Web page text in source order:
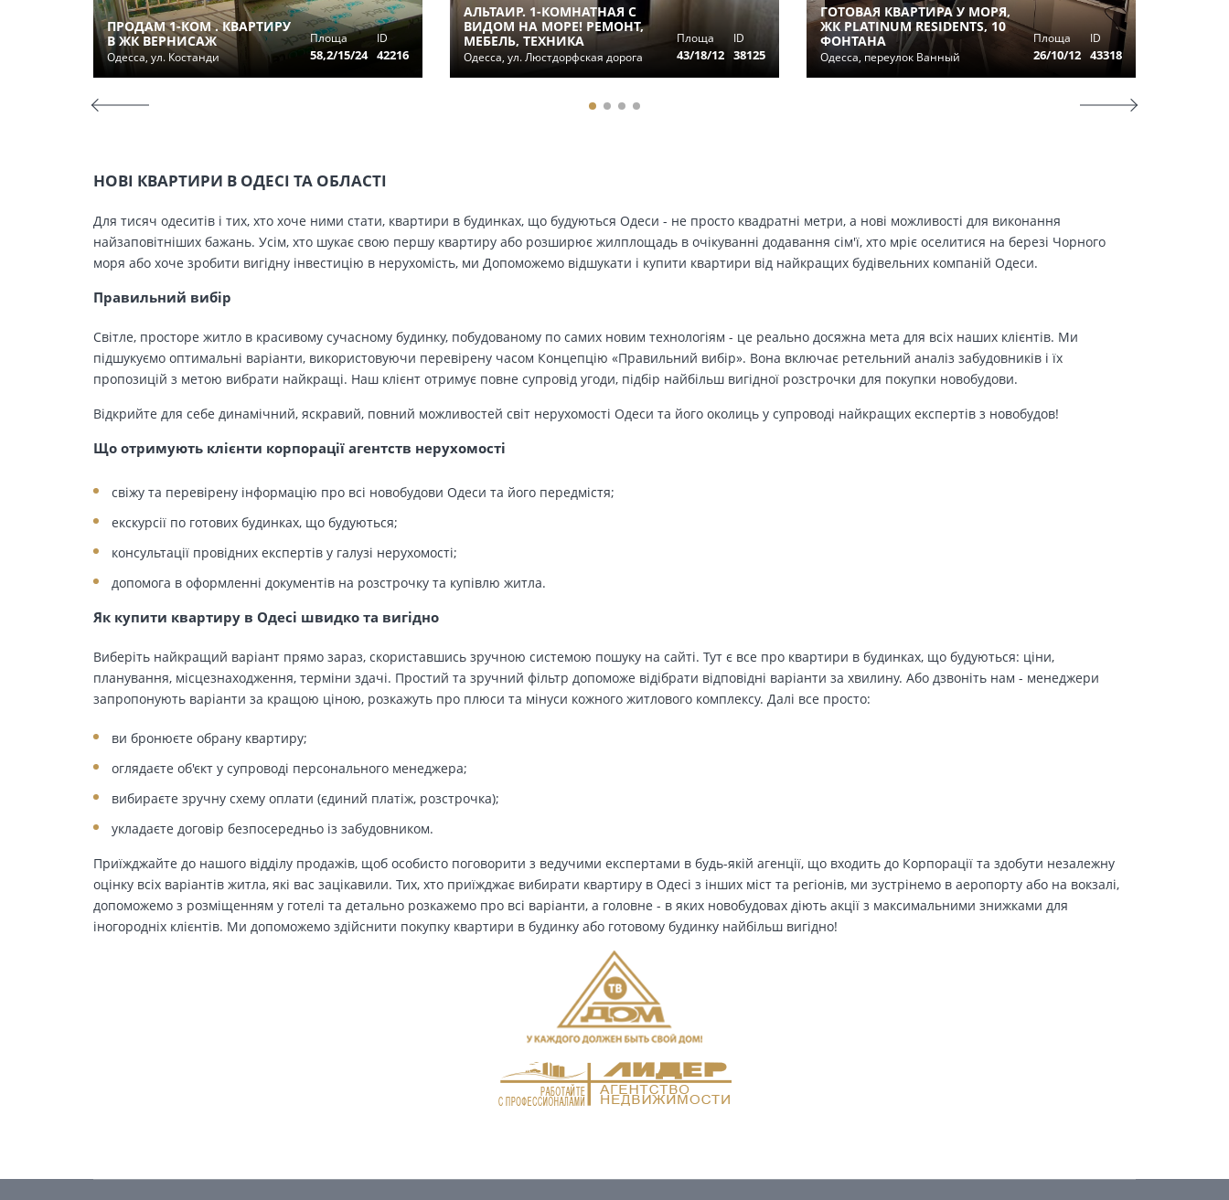
ПРОДАМ 1-КОМ . КВАРТИРУ
В ЖК ВЕРНИСАЖ
Одесса, ул. Костанди
Площа
58,2/15/24
ID
42216
АЛЬТАИР. 1-КОМНАТНАЯ С
ВИДОМ НА МОРЕ! РЕМОНТ,
МЕБЕЛЬ, ТЕХНИКА
Одесса, ул. Люстдорфская дорога
Площа
43/18/12
ID
38125
ГОТОВАЯ КВАРТИРА У МОРЯ,
ЖК PLATINUM RESIDENTS, 10
ФОНТАНА
Одесса, переулок Ванный
Площа
26/10/12
ID
43318
НОВІ КВАРТИРИ В ОДЕСІ ТА ОБЛАСТІ
Для тисяч одеситів і тих, хто хоче ними стати, квартири в будинках, що будуються Одеси - не просто квадратні метри, а нові можливості для виконання
найзаповітніших бажань. Усім, хто шукає свою першу квартиру або розширює жилплощадь в очікуванні додавання сім'ї, хто мріє оселитися на березі Чорного
моря або хоче зробити вигідну інвестицію в нерухомість, ми Допоможемо відшукати і купити квартири від найкращих будівельних компаній Одеси.
Правильний вибір
Світле, просторе житло в красивому сучасному будинку, побудованому по самих новим технологіям - це реально досяжна мета для всіх наших клієнтів. Ми
підшукуємо оптимальні варіанти, використовуючи перевірену часом Концепцію «Правильний вибір». Вона включає ретельний аналіз забудовників і їх
пропозицій з метою вибрати найкращі. Наш клієнт отримує повне супровід угоди, підбір найбільш вигідної розстрочки для покупки новобудови.
Відкрийте для себе динамічний, яскравий, повний можливостей світ нерухомості Одеси та його околиць у супроводі найкращих експертів з новобудов!
Що отримують клієнти корпорації агентств нерухомості
свіжу та перевірену інформацію про всі новобудови Одеси та його передмістя;
екскурсії по готових будинках, що будуються;
консультації провідних експертів у галузі нерухомості;
допомога в оформленні документів на розстрочку та купівлю житла.
Як купити квартиру в Одесі швидко та вигідно
Виберіть найкращий варіант прямо зараз, скориставшись зручною системою пошуку на сайті. Тут є все про квартири в будинках, що будуються: ціни,
планування, місцезнаходження, терміни здачі. Простий та зручний фільтр допоможе відібрати відповідні варіанти за хвилину. Або дзвоніть нам - менеджери
запропонують варіанти за кращою ціною, розкажуть про плюси та мінуси кожного житлового комплексу. Далі все просто:
ви бронюєте обрану квартиру;
оглядаєте об'єкт у супроводі персонального менеджера;
вибираєте зручну схему оплати (єдиний платіж, розстрочка);
укладаєте договір безпосередньо із забудовником.
Приїжджайте до нашого відділу продажів, щоб особисто поговорити з ведучими експертами в будь-якій агенції, що входить до Корпорації та здобути незалежну
оцінку всіх варіантів житла, які вас зацікавили. Тих, хто приїжджає вибирати квартиру в Одесі з інших міст та регіонів, ми зустрінемо в аеропорту або на вокзалі,
допоможемо з розміщенням у готелі та детально розкажемо про всі варіанти, а головне - в яких новобудовах діють акції з максимальними знижками для
іногородніх клієнтів. Ми допоможемо здійснити покупку квартири в будинку або готовому будинку найбільш вигідно!